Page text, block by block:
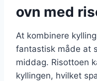
ovn med
At kombinere
fantastisk måde at
middag. Risottoen
kyllingen, hvilket